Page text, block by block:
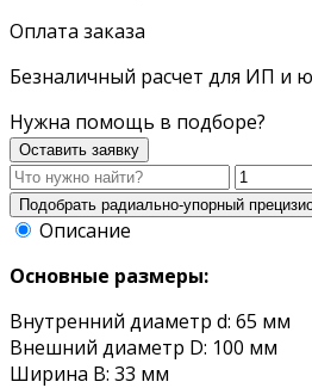
Оплата заказа
Безналичный расчет для ИП и
Нужна помощь в подборе?
Оставить заявку
Описание
Основные размеры:
Внутренний диаметр d: 65 мм
Внешний диаметр D: 100 мм
Ширина B: 33 мм